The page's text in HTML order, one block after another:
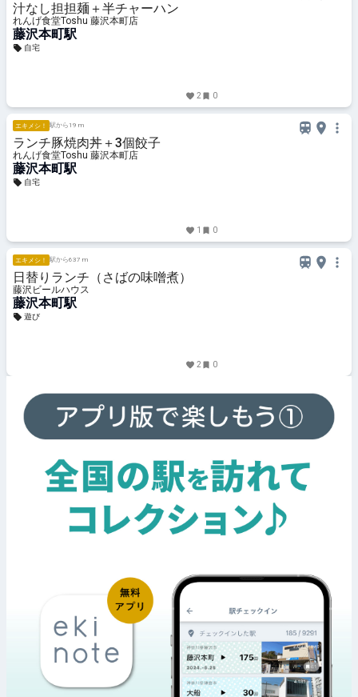
汁なし担担麺＋半チャーハン
れんげ食堂Toshu 藤沢本町店
藤沢本町駅
自宅
2 0
エキメシ！ 駅から19 m
ランチ豚焼肉丼＋3個餃子
れんげ食堂Toshu 藤沢本町店
藤沢本町駅
自宅
1 0
エキメシ！ 駅から637 m
日替りランチ（さばの味噌煮）
藤沢ビールハウス
藤沢本町駅
遊び
2 0